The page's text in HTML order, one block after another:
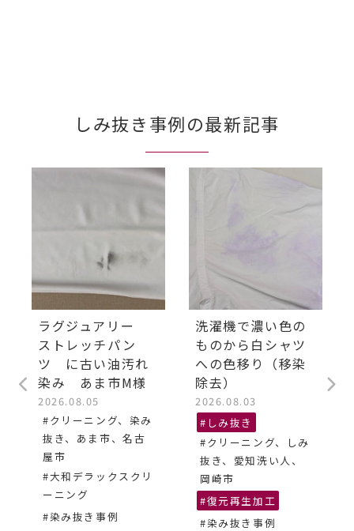
しみ抜き事例の最新記事
ラグジュアリー
ストレッチパン
ツ に古い油汚れ
染み あま市M様
2026.08.05
#クリーニング、染み
抜き、あま市、名古
屋市
#大和デラックスクリ
ーニング
#染み抜き事例
洗濯機で濃い色の
ものから白シャツ
への色移り（移染
除去）
2026.08.03
#しみ抜き
#クリーニング、しみ
抜き、愛知洗い人、
岡崎市
#復元再生加工
#染み抜き事例